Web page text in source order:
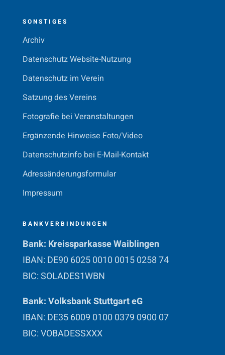
SONSTIGES
Archiv
Datenschutz Website-Nutzung
Datenschutz im Verein
Satzung des Vereins
Fotografie bei Veranstaltungen
Ergänzende Hinweise Foto/Video
Datenschutzinfo bei E-Mail-Kontakt
Adressänderungsformular
Impressum
BANKVERBINDUNGEN
Bank: Kreissparkasse Waiblingen
IBAN: DE90 6025 0010 0015 0258 74
BIC: SOLADES1WBN
Bank: Volksbank Stuttgart eG
IBAN: DE35 6009 0100 0379 0900 07
BIC: VOBADESSXXX